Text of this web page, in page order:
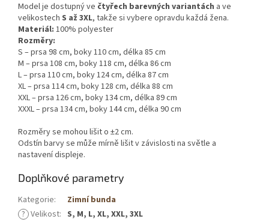
Model je dostupný ve čtyřech barevných variantách a ve
velikostech S až 3XL, takže si vybere opravdu každá žena.
Materiál: 100% polyester
Rozměry:
S – prsa 98 cm, boky 110 cm, délka 85 cm
M – prsa 108 cm, boky 118 cm, délka 86 cm
L – prsa 110 cm, boky 124 cm, délka 87 cm
XL – prsa 114 cm, boky 128 cm, délka 88 cm
XXL – prsa 126 cm, boky 134 cm, délka 89 cm
XXXL – prsa 134 cm, boky 144 cm, délka 90 cm
Rozměry se mohou lišit o ±2 cm.
Odstín barvy se může mírně lišit v závislosti na světle a
nastavení displeje.
Doplňkové parametry
Kategorie:
Zimní bunda
? Velikost: S, M, L, XL, XXL, 3XL